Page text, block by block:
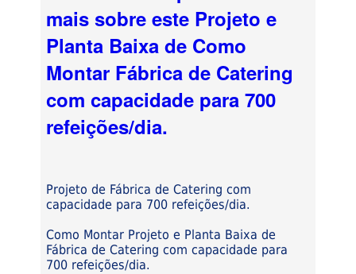
mais sobre este Projeto e
Planta Baixa de Como
Montar Fábrica de Catering
com capacidade para 700
refeições/dia.
Projeto de Fábrica de Catering com
capacidade para 700 refeições/dia.
Como Montar Projeto e Planta Baixa de
Fábrica de Catering com capacidade para
700 refeições/dia.